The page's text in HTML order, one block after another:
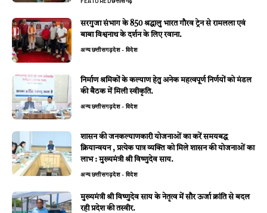
सरगुजा संभाग के 850 श्रद्धालु भारत गौरव ट्रेन से रामलला एवं
बाबा विश्वनाथ के दर्शन के लिए रवाना.
अन्यछत्तीसगढ़देश - विदेश
निर्माण श्रमिकों के कल्याण हेतु अनेक महत्वपूर्ण निर्णयों को मंडल
की बैठक में मिली स्वीकृति.
अन्यछत्तीसगढ़देश - विदेश
शासन की जनकल्याणकारी योजनाओं का करें समयबद्ध
क्रियान्वयन , प्रत्येक पात्र व्यक्ति को मिले शासन की योजनाओं का
लाभ : मुख्यमंत्री श्री विष्णुदेव साय.
अन्यछत्तीसगढ़देश - विदेश
मुख्यमंत्री श्री विष्णुदेव साय के नेतृत्व में सौर ऊर्जा क्रांति से बदल
रही प्रदेश की तस्वीर.